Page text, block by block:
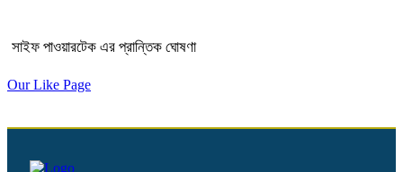
সাইফ পাওয়ারটেক এর প্রান্তিক ঘোষণা
Our Like Page